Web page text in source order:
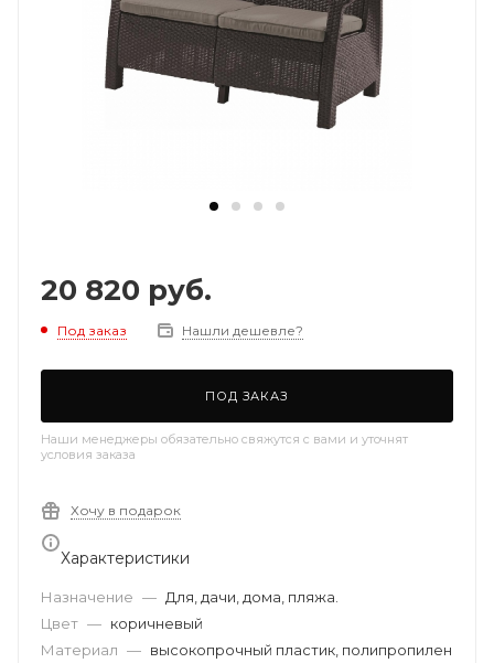
20 820 руб.
Под заказ Нашли дешевле?
ПОД ЗАКАЗ
Наши менеджеры обязательно свяжутся с вами и уточнят
условия заказа
Хочу в подарок
Характеристики
Назначение — Для, дачи, дома, пляжа.
Цвет — коричневый
Материал — высокопрочный пластик, полипропилен